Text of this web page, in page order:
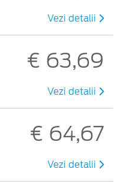
Vezi detalii
€ 63,69
Vezi detalii
€ 64,67
Vezi detalii